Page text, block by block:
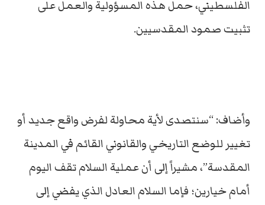
الفلسطيني، حمل هذه المسؤولية والعمل على
تثبيت صمود المقدسيين.
وأضاف: “سنتصدى لأية محاولة لفرض واقع جديد أو
تغيير للوضع التاريخي والقانوني القائم في المدينة
المقدسة”، مشيراً إلى أن عملية السلام تقف اليوم
أمام خيارين؛ فإما السلام العادل الذي يفضي إلى